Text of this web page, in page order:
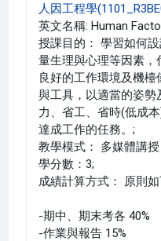
人因工程學
英文名稱: Human
授課目的： 學習如何
量生理與心理等因素，
良好的工作環境及機
與工具，以適當的姿
力、省工、省時(低成
達成工作的任務。;
教學模式： 多媒體講
學分數：3;
成績計算方式： 原則
-期中、期末考各 40%
-作業與報告 15%